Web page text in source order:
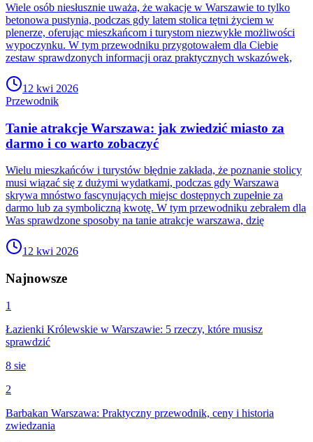
Wiele osób niesłusznie uważa, że wakacje w Warszawie to tylko
betonowa pustynia, podczas gdy latem stolica tętni życiem w
plenerze, oferując mieszkańcom i turystom niezwykłe możliwości
wypoczynku. W tym przewodniku przygotowałem dla Ciebie
zestaw sprawdzonych informacji oraz praktycznych wskazówek,
12 kwi 2026
Przewodnik
Tanie atrakcje Warszawa: jak zwiedzić miasto za
darmo i co warto zobaczyć
Wielu mieszkańców i turystów błędnie zakłada, że poznanie stolicy
musi wiązać się z dużymi wydatkami, podczas gdy Warszawa
skrywa mnóstwo fascynujących miejsc dostępnych zupełnie za
darmo lub za symboliczną kwotę. W tym przewodniku zebrałem dla
Was sprawdzone sposoby na tanie atrakcje warszawa, dzię
12 kwi 2026
Najnowsze
1
Łazienki Królewskie w Warszawie: 5 rzeczy, które musisz
sprawdzić
8 sie
2
Barbakan Warszawa: Praktyczny przewodnik, ceny i historia
zwiedzania